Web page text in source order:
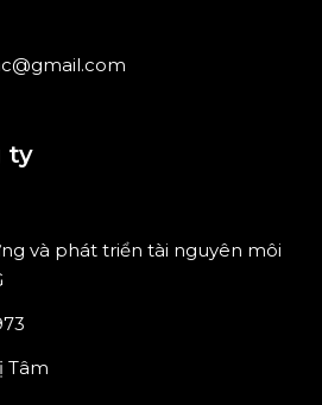
ty
và phát triển tài nguyên môi
Tâm